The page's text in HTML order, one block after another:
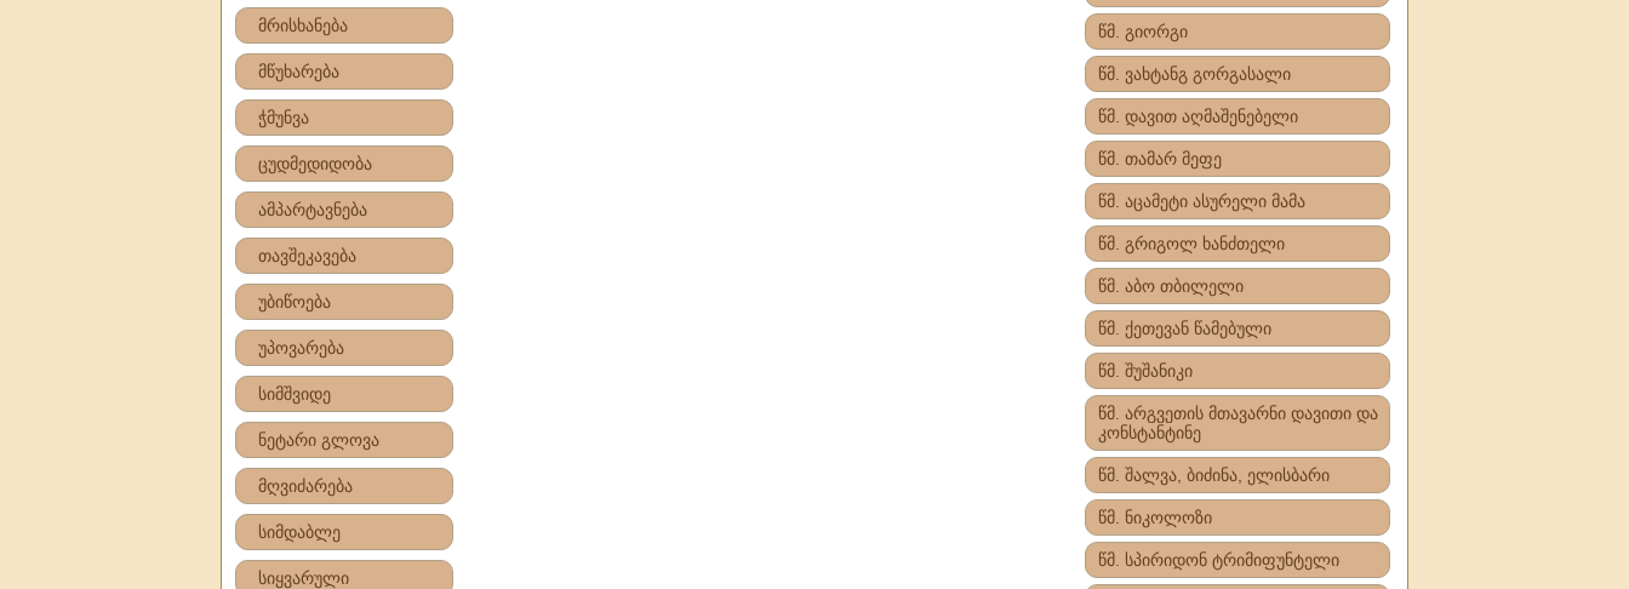
მრისხანება
მწუხარება
ჭმუნვა
ცუდმედიდობა
ამპარტავნება
თავშეკავება
უბიწოება
უპოვარება
სიმშვიდე
ნეტარი გლოვა
მღვიძარება
სიმდაბლე
სიყვარული
წმ. გიორგი
წმ. ვახტანგ გორგასალი
წმ. დავით აღმაშენებელი
წმ. თამარ მეფე
წმ. აცამეტი ასურელი მამა
წმ. გრიგოლ ხანძთელი
წმ. აბო თბილელი
წმ. ქეთევან წამებული
წმ. შუშანიკი
წმ. არგვეთის მთავარნი დავითი და
კონსტანტინე
წმ. შალვა, ბიძინა, ელისბარი
წმ. ნიკოლოზი
წმ. სპირიდონ ტრიმიფუნტელი